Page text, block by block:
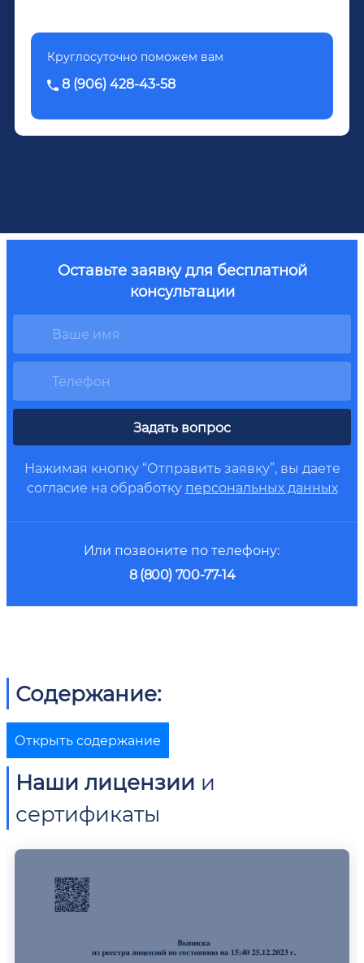
Круглосуточно поможем вам
8 (906) 428-43-58
Оставьте заявку для бесплатной
консультации
Задать вопрос
Нажимая кнопку “Отправить заявку”, вы даете
согласие на обработку персональных данных
Или позвоните по телефону:
8 (800) 700-77-14
Содержание:
Открыть содержание
Наши лицензии и
сертификаты